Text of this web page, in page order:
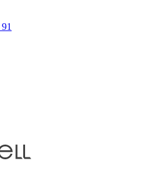
91